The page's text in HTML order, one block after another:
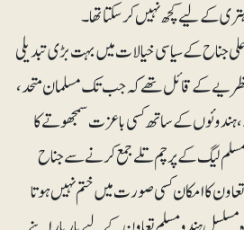
کے لیے کچھ نہیں کرسکتا تھا۔
جناح کے سیاسی خیالات میں بہت بڑی تبدیلی
کے قائل تھے کہ جب تک مسلمان متحد،
کے ساتھ کسی باعزت سمجھوتے کا
مسلم لیگ کے پرچم تلے جمع کرنے سے جناح
کا امکان کسی صورت میں ختم نہیں ہوتا